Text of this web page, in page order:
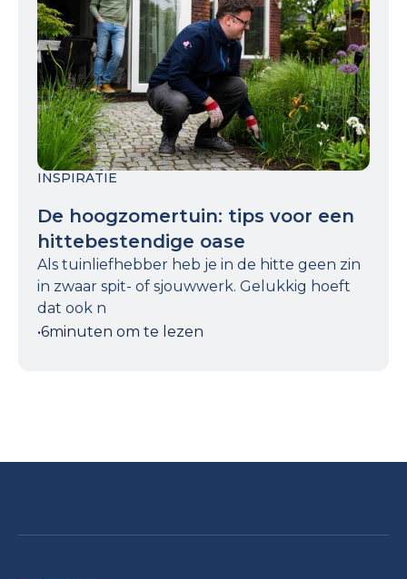
INSPIRATIE
De hoogzomertuin: tips voor een
hittebestendige oase
Als tuinliefhebber heb je in de hitte geen zin
in zwaar spit- of sjouwwerk. Gelukkig hoeft
dat ook n
•6minuten om te lezen